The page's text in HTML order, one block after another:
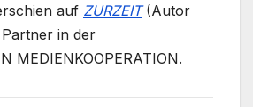
auf ZURZEIT(Autor
in der
MEDIENKOOPERATION.